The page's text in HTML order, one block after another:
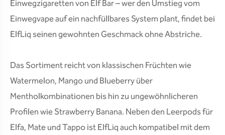
Einwegzigaretten von Elf Bar – wer den Umstieg vom
Einwegvape auf ein nachfüllbares System plant, findet bei
ElfLiq seinen gewohnten Geschmack ohne Abstriche.
Das Sortiment reicht von klassischen Früchten wie
Watermelon, Mango und Blueberry über
Mentholkombinationen bis hin zu ungewöhnlicheren
Profilen wie Strawberry Banana. Neben den Leerpods für
Elfa, Mate und Tappo ist ElfLiq auch kompatibel mit dem